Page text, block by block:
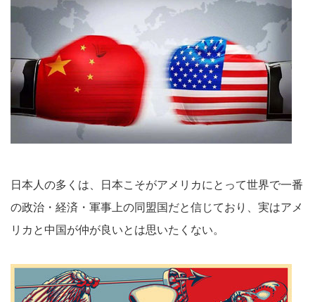
日本人の多くは、日本こそがアメリカにとって世界で一番
の政治・経済・軍事上の同盟国だと信じており、実はアメ
リカと中国が仲が良いとは思いたくない。